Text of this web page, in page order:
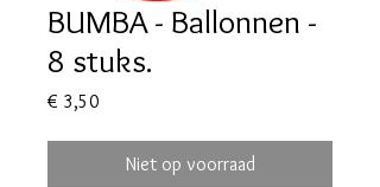
BUMBA - Ballonnen -
8 stuks.
€ 3,50
Niet op voorraad